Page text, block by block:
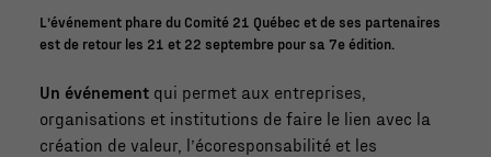
L’événement phare du Comité 21 Québec et de ses partenaires
est de retour les 21 et 22 septembre pour sa 7e édition.
Un événementqui permet aux entreprises,
organisations et institutions de faire le lien avec la
création de valeur, l’écoresponsabilité et les